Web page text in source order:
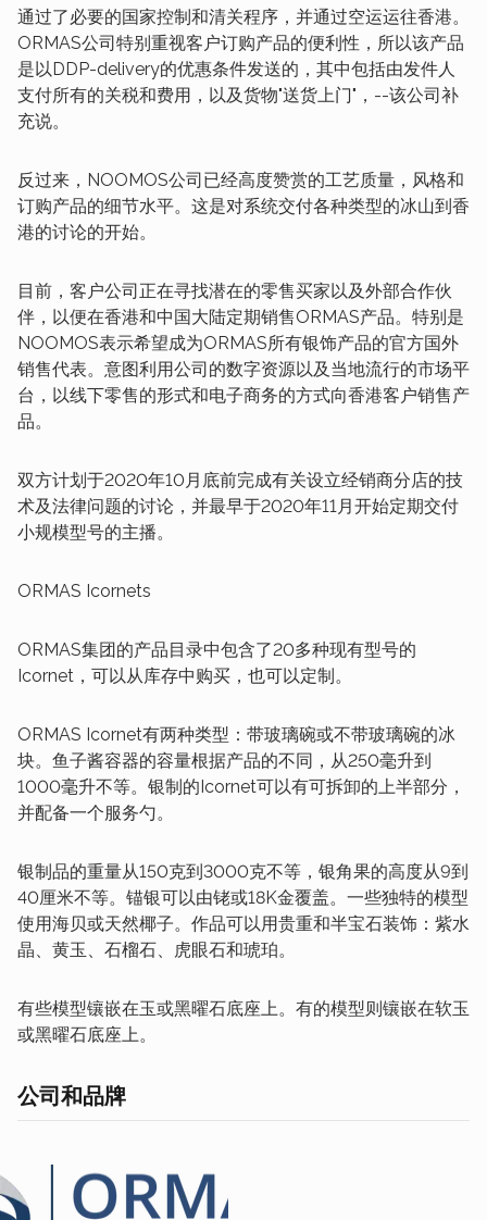
通过了必要的国家控制和清关程序，并通过空运运往香港。
ORMAS公司特别重视客户订购产品的便利性，所以该产品
是以DDP-delivery的优惠条件发送的，其中包括由发件人
支付所有的关税和费用，以及货物"送货上门"，--该公司补
充说。
反过来，NOOMOS公司已经高度赞赏的工艺质量，风格和
订购产品的细节水平。这是对系统交付各种类型的冰山到香
港的讨论的开始。
目前，客户公司正在寻找潜在的零售买家以及外部合作伙
伴，以便在香港和中国大陆定期销售ORMAS产品。特别是
NOOMOS表示希望成为ORMAS所有银饰产品的官方国外
销售代表。意图利用公司的数字资源以及当地流行的市场平
台，以线下零售的形式和电子商务的方式向香港客户销售产
品。
双方计划于2020年10月底前完成有关设立经销商分店的技
术及法律问题的讨论，并最早于2020年11月开始定期交付
小规模型号的主播。
ORMAS Icornets
ORMAS集团的产品目录中包含了20多种现有型号的
Icornet，可以从库存中购买，也可以定制。
ORMAS Icornet有两种类型：带玻璃碗或不带玻璃碗的冰
块。鱼子酱容器的容量根据产品的不同，从250毫升到
1000毫升不等。银制的Icornet可以有可拆卸的上半部分，
并配备一个服务勺。
银制品的重量从150克到3000克不等，银角果的高度从9到
40厘米不等。锚银可以由铑或18K金覆盖。一些独特的模型
使用海贝或天然椰子。作品可以用贵重和半宝石装饰：紫水
晶、黄玉、石榴石、虎眼石和琥珀。
有些模型镶嵌在玉或黑曜石底座上。有的模型则镶嵌在软玉
或黑曜石底座上。
公司和品牌